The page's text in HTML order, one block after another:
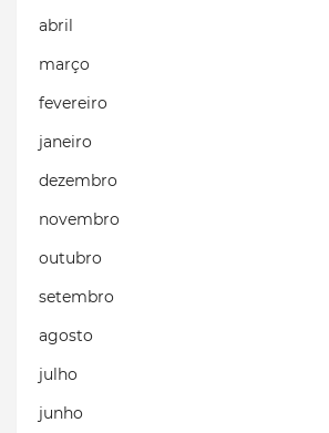
abril
março
fevereiro
janeiro
dezembro
novembro
outubro
setembro
agosto
julho
junho